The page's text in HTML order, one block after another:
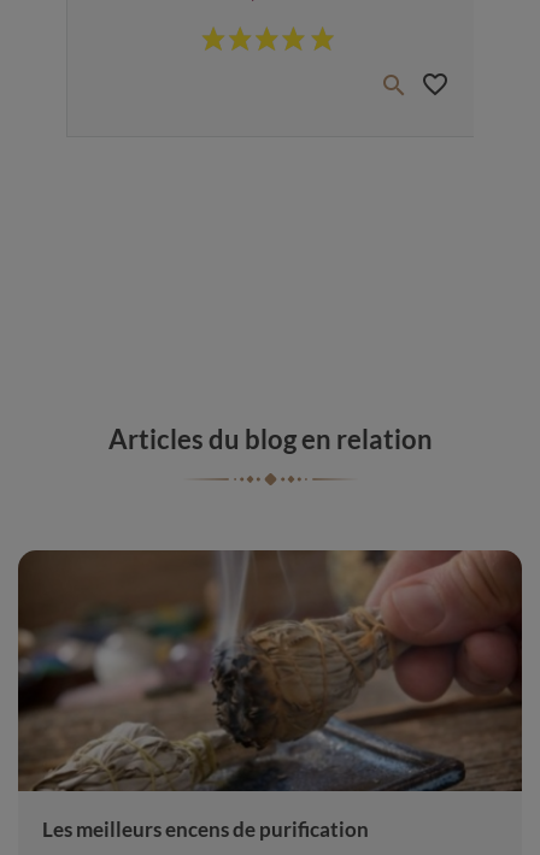
Prix
 favorite_border
Articles du blog en relation
Les meilleurs encens de purification